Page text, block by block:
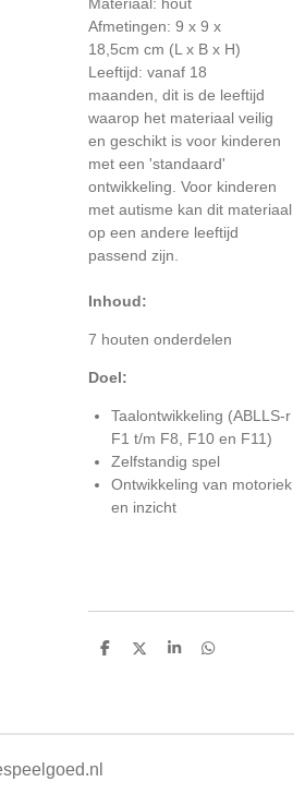
Afmetingen: 9 x 9 x
18,5cm cm (L x B x H)
Leeftijd: vanaf 18
maanden, dit is de leeftijd
waarop het materiaal veilig
en geschikt is voor kinderen
met een 'standaard'
ontwikkeling. Voor kinderen
met autisme kan dit materiaal
op een andere leeftijd
passend zijn.
Inhoud:
7 houten onderdelen
Doel:
Taalontwikkeling (ABLLS-r
F1 t/m F8, F10 en F11)
Zelfstandig spel
Ontwikkeling van motoriek
en inzicht
D
D
S
D